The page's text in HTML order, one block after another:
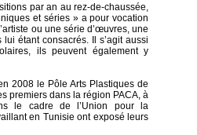
par an au rez-de-chaussée,
et séries » a pour vocation
ou une série d’œuvres, une
étant consacrés. Il s’agit aussi
ils peuvent également y
2008 le Pôle Arts Plastiques de
premiers dans la région PACA, à
le cadre de l’Union pour la
en Tunisie ont exposé leurs